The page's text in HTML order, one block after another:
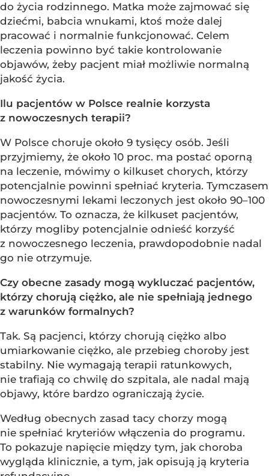
do życia rodzinnego. Matka może zajmować się
dziećmi, babcia wnukami, ktoś może dalej
pracować i normalnie funkcjonować. Celem
leczenia powinno być takie kontrolowanie
objawów, żeby pacjent miał możliwie normalną
jakość życia.
Ilu pacjentów w Polsce realnie korzysta
z nowoczesnych terapii?
W Polsce choruje około 9 tysięcy osób. Jeśli
przyjmiemy, że około 10 proc. ma postać oporną
na leczenie, mówimy o kilkuset chorych, którzy
potencjalnie powinni spełniać kryteria. Tymczasem
nowoczesnymi lekami leczonych jest około 90–100
pacjentów. To oznacza, że kilkuset pacjentów,
którzy mogliby potencjalnie odnieść korzyść
z nowoczesnego leczenia, prawdopodobnie nadal
go nie otrzymuje.
Czy obecne zasady mogą wykluczać pacjentów,
którzy chorują ciężko, ale nie spełniają jednego
z warunków formalnych?
Tak. Są pacjenci, którzy chorują ciężko albo
umiarkowanie ciężko, ale przebieg choroby jest
stabilny. Nie wymagają terapii ratunkowych,
nie trafiają co chwilę do szpitala, ale nadal mają
objawy, które bardzo ograniczają życie.
Według obecnych zasad tacy chorzy mogą
nie spełniać kryteriów włączenia do programu.
To pokazuje napięcie między tym, jak choroba
wygląda klinicznie, a tym, jak opisują ją kryteria